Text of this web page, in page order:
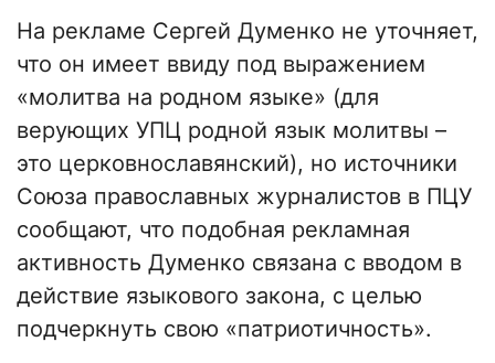
На рекламе Сергей Думенко не уточняет,
что он имеет ввиду под выражением
«молитва на родном языке» (для
верующих УПЦ родной язык молитвы –
это церковнославянский), но источники
Союза православных журналистов в ПЦУ
сообщают, что подобная рекламная
активность Думенко связана с вводом в
действие языкового закона, с целью
подчеркнуть свою «патриотичность».